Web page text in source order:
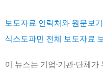
보도자료 연락처와 원문보
식스도파민 전체 보도자료
이 뉴스는 기업·기관·단체